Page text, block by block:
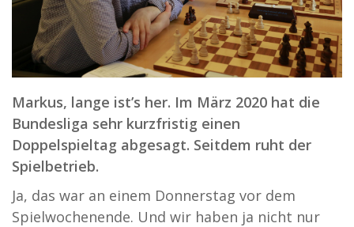
Markus, lange ist’s her. Im März 2020 hat die
Bundesliga sehr kurzfristig einen
Doppelspieltag abgesagt. Seitdem ruht der
Spielbetrieb.
Ja, das war an einem Donnerstag vor dem
Spielwochenende. Und wir haben ja nicht nur